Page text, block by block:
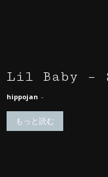
Lil Baby –
hippojan -
もっと読む